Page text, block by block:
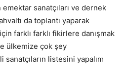
sanatçıları ve dernek
da toplantı yaparak
farklı farklı fikirlere danışmak
ülkemize çok şey
sanatçıların listesini yapalım